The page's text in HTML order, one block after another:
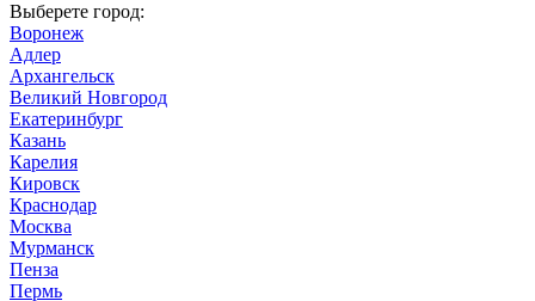
Выберете город:
Воронеж
Адлер
Архангельск
Великий Новгород
Екатеринбург
Казань
Карелия
Кировск
Краснодар
Москва
Мурманск
Пенза
Пермь